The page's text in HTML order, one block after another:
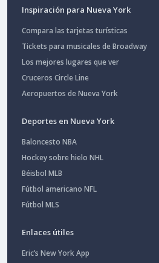
Inspiración para Nueva York
Compara las tarjetas turísticas
Tickets para musicales de Broadway
Los mejores lugares que ver
Cruceros Circle Line
Aeropuertos de Nueva York
Deportes en Nueva York
Baloncesto NBA
Hockey sobre hielo NHL
Béisbol MLB
Fútbol americano NFL
Fútbol MLS
Enlaces útiles
Eric’s New York App